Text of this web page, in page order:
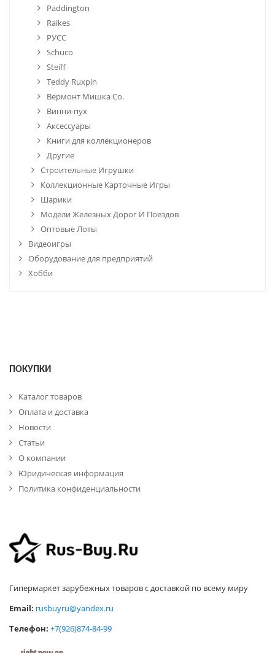
Paddington
Raikes
РУСС
Schuco
Steiff
Teddy Ruxpin
Вермонт Мишка Co.
Винни-пух
Аксессуары
Книги для коллекционеров
Другие
Строительные Игрушки
Коллекционные Карточные Игры
Шарики
Модели Железных Дорог И Поездов
Оптовые Лоты
Видеоигры
Оборудование для предприятий
Хобби
ПОКУПКИ
Каталог товаров
Оплата и доставка
Новости
Статьи
О компании
Юридическая информация
Политика конфиденциальности
Гипермаркет зарубежных товаров с доставкой по всему миру
Email: rusbuyru@yandex.ru
Телефон: +7(926)874-84-99